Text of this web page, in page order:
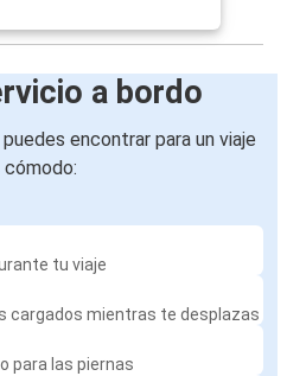
a bordo
encontrar para un viaje
cómodo:
tu viaje
cargados mientras te desplazas
para las piernas